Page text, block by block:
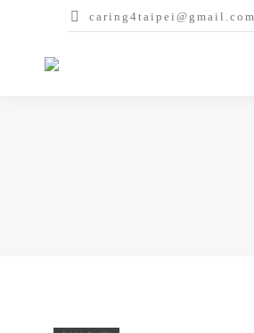
caring4taipei@gmail.com